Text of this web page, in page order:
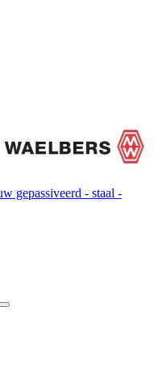
gepassiveerd - staal -